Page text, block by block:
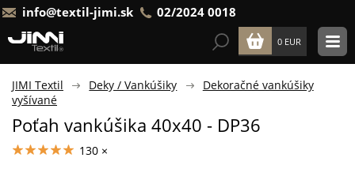
info@textil-jimi.sk 02/2024 0018
0 EUR
JIMI Textil Deky / Vankúšiky
Dekoračné vankúšiky
vyšívané
Poťah vankúšika 40x40 - DP36
130 ×